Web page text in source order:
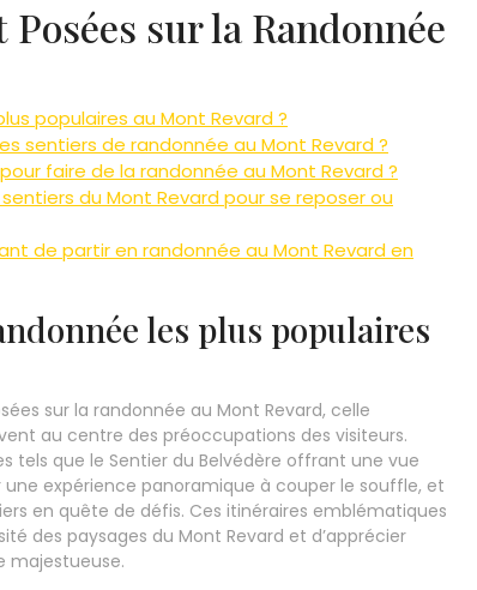
sur la Randonnée
populaires au Mont Revard ?
sentiers de randonnée au Mont Revard ?
faire de la randonnée au Mont Revard ?
du Mont Revard pour se reposer ou
de partir en randonnée au Mont Revard en
les plus populaires
sur la randonnée au Mont Revard, celle
au centre des préoccupations des visiteurs.
tels que le Sentier du Belvédère offrant une vue
expérience panoramique à couper le souffle, et
en quête de défis. Ces itinéraires emblématiques
des paysages du Mont Revard et d’apprécier
majestueuse.